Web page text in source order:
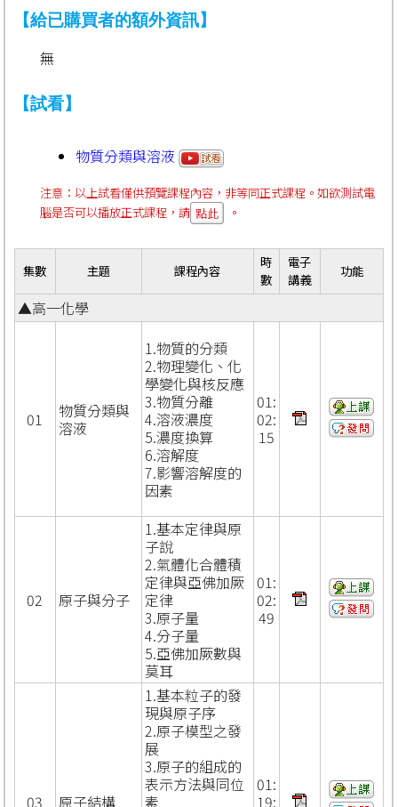
【給已購買者的額外資訊】
無
【試看】
物質分類與溶液
注意：以上試看僅供預覽課程內容，非等同正式課程。如欲測試電
腦是否可以播放正式課程，請 點此 。
集數 主題 課程內容
時
數
電子
講義
功能
▲高一化學
01
物質分類與
溶液
1.物質的分類
2.物理變化、化
學變化與核反應
3.物質分離
4.溶液濃度
5.濃度換算
6.溶解度
7.影響溶解度的
因素
01:
02:
15
02 原子與分子
1.基本定律與原
子說
2.氣體化合體積
定律與亞佛加厥
定律
3.原子量
4.分子量
5.亞佛加厥數與
莫耳
01:
02:
49
03 原子結構
1.基本粒子的發
現與原子序
2.原子模型之發
展
3.原子的組成的
表示方法與同位
素
01:
19: